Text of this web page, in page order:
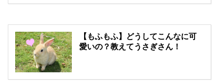
【もふもふ】どうしてこんなに可
愛いの？教えてうさぎさん！